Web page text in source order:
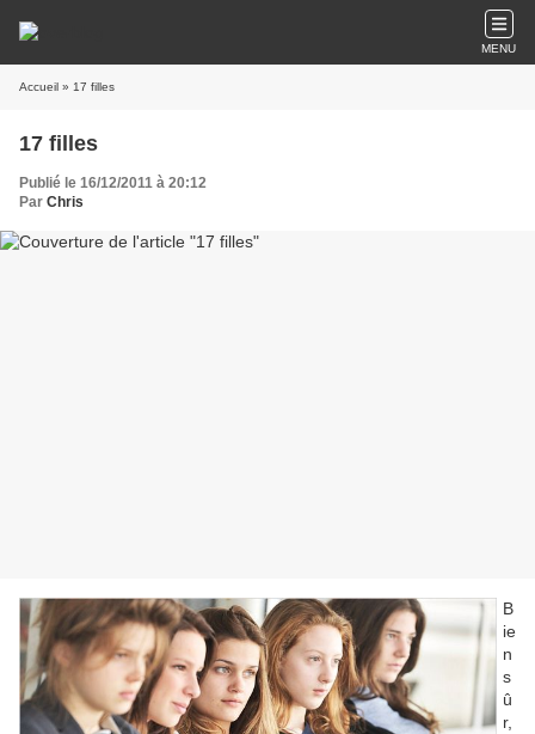
MENU
Accueil » 17 filles
17 filles
Publié le 16/12/2011 à 20:12
Par Chris
B
ie
n
s
û
r,